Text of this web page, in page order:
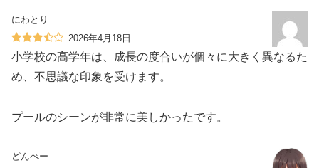
にわとり
2026年4月18日
小学校の高学年は、成長の度合いが個々に大きく異なるた
め、不思議な印象を受けます。
プールのシーンが非常に美しかったです。
どんぺー